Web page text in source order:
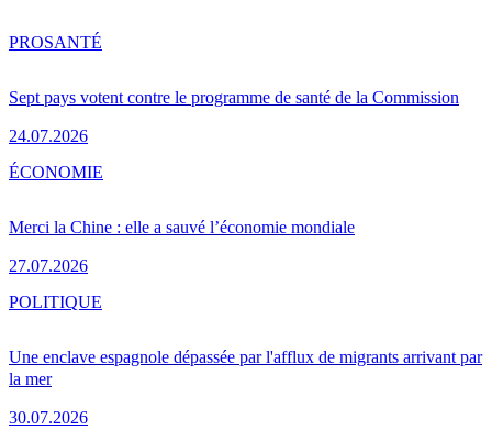
Sept pays votent contre le programme de santé de la Commission
24.07.2026
PROSANTÉ
Merci la Chine : elle a sauvé l’économie mondiale
27.07.2026
ÉCONOMIE
Une enclave espagnole dépassée par l'afflux de migrants arrivant par
la mer
30.07.2026
POLITIQUE